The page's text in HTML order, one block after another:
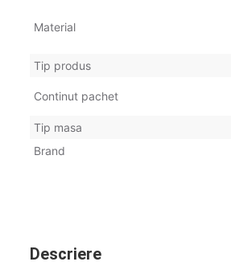
Material
Tip produs
Continut pachet
Tip masa
Brand
Descriere